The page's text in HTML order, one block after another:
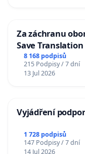
Za záchranu
Save
Charles University
8 168 podpisů
215 Podpisy / 7 dní
13 Jul 2026
Vyjádření
1 728 podpisů
147 Podpisy / 7 dní
14 Jul 2026